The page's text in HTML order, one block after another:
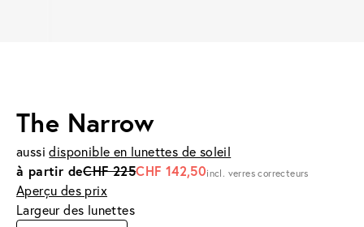
The Narrow
aussidisponible en lunettes de soleil
à partir deCHF 225CHF 142,50incl. verres correcteurs
Aperçu des prix
Largeur des lunettes